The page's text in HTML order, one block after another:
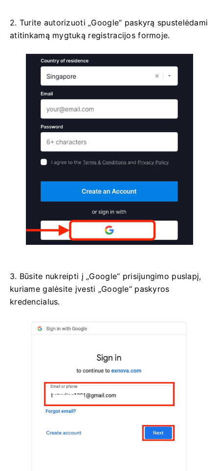
2. Turite autorizuoti „Google“ paskyrą spustelėdami
atitinkamą mygtuką registracijos formoje.
3. Būsite nukreipti į „Google“ prisijungimo puslapį,
kuriame galėsite įvesti „Google“ paskyros
kredencialus.